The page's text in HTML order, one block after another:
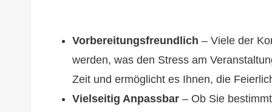
Vorbereitungsfreundlich – Viele der
werden, was den Stress am
Zeit und ermöglicht es Ihnen, die
Vielseitig Anpassbar – Ob Sie